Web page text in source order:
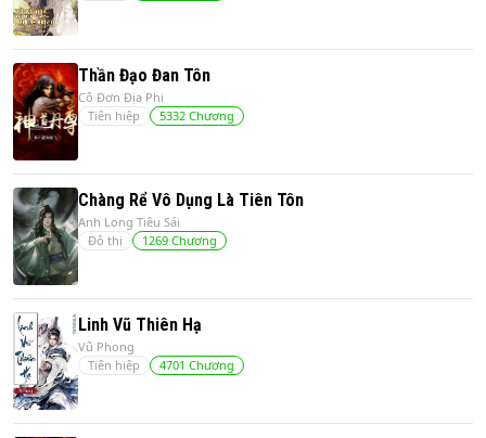
Thần Đạo Đan Tôn
Cô Đơn Địa Phi
Tiên hiệp
5332 Chương
Chàng Rể Vô Dụng Là Tiên Tôn
Anh Long Tiêu Sái
Đô thị
1269 Chương
Linh Vũ Thiên Hạ
Vũ Phong
Tiên hiệp
4701 Chương